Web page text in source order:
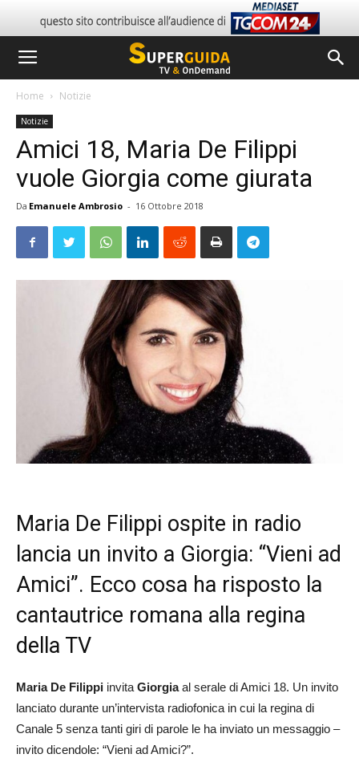
Home Notizie
Notizie
Amici 18, Maria De Filippi
vuole Giorgia come giurata
Da Emanuele Ambrosio - 16 Ottobre 2018
Maria De Filippi ospite in radio
lancia un invito a Giorgia: “Vieni ad
Amici”. Ecco cosa ha risposto la
cantautrice romana alla regina
della TV
Maria De Filippi invita Giorgiaal serale di Amici 18. Un invito
lanciato durante un’intervista radiofonica in cui la regina di
Canale 5 senza tanti giri di parole le ha inviato un messaggio –
invito dicendole: “Vieni ad Amici?”.